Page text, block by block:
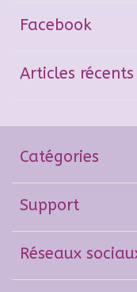
Facebook
Articles récents
Catégories
Support
Réseaux